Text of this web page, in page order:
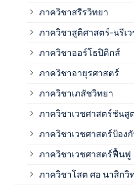
ภาควิชาสรีรวิทยา
ภาควิชาสูติศาสตร์-นรีเ
ภาควิชาออร์โธปิดิกส์
ภาควิชาอายุรศาสตร์
ภาควิชาเภสัชวิทยา
ภาควิชาเวชศาสตร์ชันสู
ภาควิชาเวชศาสตร์ป้อง
ภาควิชาเวชศาสตร์ฟื้นฟู
ภาควิชาโสต ศอ นาสิกวิ